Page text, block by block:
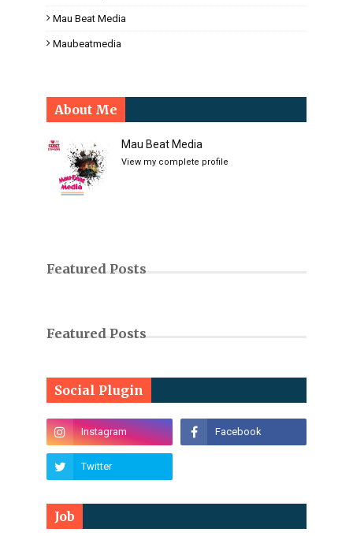
Mau Beat Media
Maubeatmedia
About Me
Mau Beat Media
View my complete profile
Featured Posts
Featured Posts
Social Plugin
Job